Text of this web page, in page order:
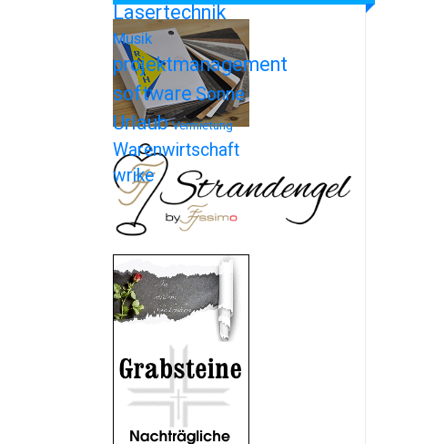
Lasertechnik
Musik
projektmanagement
softwareSonne
Urlaub Vermietung
Warenwirtschaft
wrike